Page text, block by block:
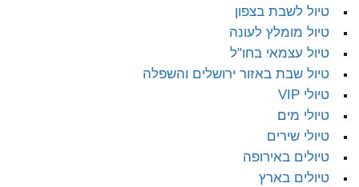
טיול לשבת בצפון
טיול מומלץ לעונה
טיול עצמאי בחו"ל
טיול שבת באזור ירושלים והשפלה
טיולי VIP
טיולי מים
טיולי שירים
טיולים באירופה
טיולים בארץ